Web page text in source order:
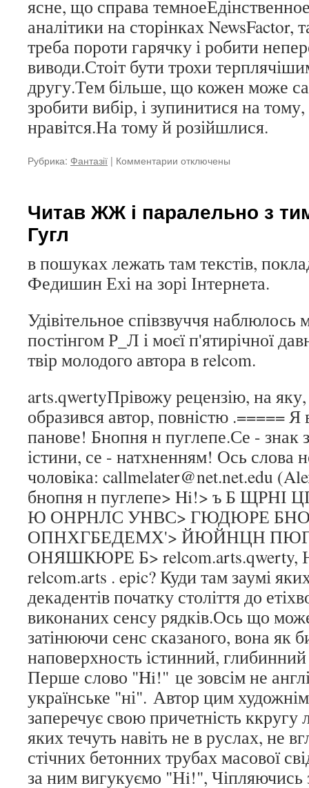
ясне, що справа
аналітики на сторінках NewsFactor,
треба пороти гарячку і робити
виводи.Стоіт бути трохи
другу.Тем більше, що кожен може
зробити вибір, і зупинитися на
нравітся.На тому й розійшлися.
Рубрика: Фантазії | Комментарии к
Microsoft
отключены
Читав ЖЖ і паралельно з
Гугл
в пошуках лежать там текстів,
Федишин Ехі на зорі Інтернета.
Удівітельное співзвуччя
постінгом Р_Л і моєї п'ятирічної
твір молодого автора в relcom.
arts.qwertyПрівожу рецензію, на
образився автор, повністю .===== Я
панове! Бнопня н пуглепе.Се - знак
істини, се - натхненням! Ось слова
чоловіка: callmelater@net.net.edu
бнопня н пуглепе> Hi!> ъ Б
Ю ОНРНЛС УНВС> ГЮДЮРЕ
ОПНХГБЕДЕМХ'> ЙЮЙНЦН
ОНЯШКЮРЕ Б>
relcom.arts . epic? Куди там заумі
декадентів початку століття до
виконаних сенсу рядків.Ось що
затінюючи сенс сказаного, вона як
наповерхность істинний,
Перше слово "Hi!" це зовсім не
українське "ні". Автор цим
заперечує свою причетність
яких течуть навіть не в руслах, не
стічних бетонних трубах масової
за ним вигукуємо "Нi!", Чіпляючись